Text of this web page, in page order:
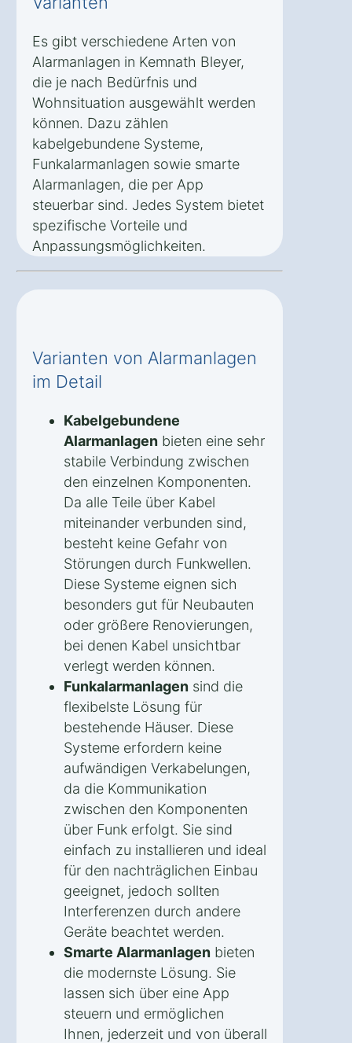
Es gibt verschiedene Arten von
Alarmanlagen in Kemnath Bleyer,
die je nach Bedürfnis und
Wohnsituation ausgewählt werden
können. Dazu zählen
kabelgebundene Systeme,
Funkalarmanlagen sowie smarte
Alarmanlagen, die per App
steuerbar sind. Jedes System bietet
spezifische Vorteile und
Anpassungsmöglichkeiten.
Varianten von Alarmanlagen
im Detail
Kabelgebundene
Alarmanlagen bieten eine sehr
stabile Verbindung zwischen
den einzelnen Komponenten.
Da alle Teile über Kabel
miteinander verbunden sind,
besteht keine Gefahr von
Störungen durch Funkwellen.
Diese Systeme eignen sich
besonders gut für Neubauten
oder größere Renovierungen,
bei denen Kabel unsichtbar
verlegt werden können.
Funkalarmanlagen sind die
flexibelste Lösung für
bestehende Häuser. Diese
Systeme erfordern keine
aufwändigen Verkabelungen,
da die Kommunikation
zwischen den Komponenten
über Funk erfolgt. Sie sind
einfach zu installieren und ideal
für den nachträglichen Einbau
geeignet, jedoch sollten
Interferenzen durch andere
Geräte beachtet werden.
Smarte Alarmanlagen bieten
die modernste Lösung. Sie
lassen sich über eine App
steuern und ermöglichen
Ihnen, jederzeit und von überall